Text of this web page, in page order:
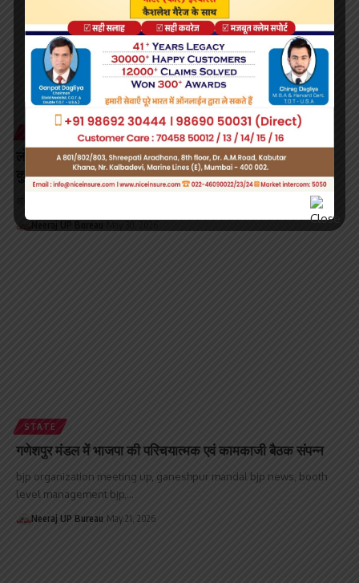
लोकतंत्र की मजबूती में निष्पक्ष पत्रकारिता की अहम भूमिका : राजेश
कुमार
अयोध्या:- पत्रकारिता दिवस के अवसर पर शुक्रवार को अयोध्या के अरुंधती रेस्टोरेंट में…
STATE
गणेशपुर मंडल में भाजपा की परिचयात्मक एवं कामकाजी बैठक संपन्न
bjp organization meeting up, ganeshpur mandal bjp news, booth
level management bjp,…
Neeraj UP Bureau May 21, 2026